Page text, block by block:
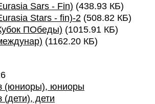
Sars - Fin) (438.93 КБ)
Stars - fin)-2 (508.82 КБ)
ПОбеды) (1015.91 КБ)
(1162.20 КБ)
(юниоры), юниоры
дети